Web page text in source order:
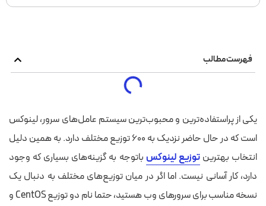
فهرست مطالب
یکی از پراستفاده‌ترین و محبوب‌ترین سیستم عامل‌های سرور، لینوکس
است که در حال حاضر نزدیک به ۶۰۰ توزیع مختلف دارد. به همین دلیل
انتخاب بهترینتوزیع لینوکس باتوجه به گزینه‌های بسیاری که وجود
دارد، کار آسانی نیست. اما اگر در میان توزیع‌های مختلف به دنبال یک
نسخه مناسب برای سرورهای وب هستید، حتما نام دو توزیع CentOS و